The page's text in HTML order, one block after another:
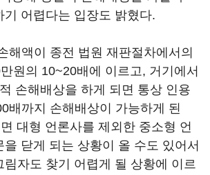
기 어렵다는 입장도 밝혔다.
해액이 종전 법원 재판절차에서의
원의 10~20배에 이르고, 거기에서
손해배상을 하게 되면 통상 인용
배까지 손해배상이 가능하게 된
대형 언론사를 제외한 중소형 언
을 닫게 되는 상황이 올 수도 있어서
림자도 찾기 어렵게 될 상황에 이르